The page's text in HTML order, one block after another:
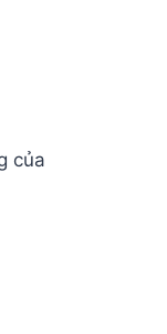
của